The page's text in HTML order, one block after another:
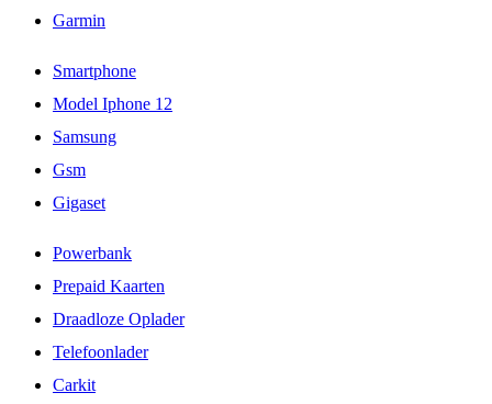
Garmin
Smartphone
Model Iphone 12
Samsung
Gsm
Gigaset
Powerbank
Prepaid Kaarten
Draadloze Oplader
Telefoonlader
Carkit